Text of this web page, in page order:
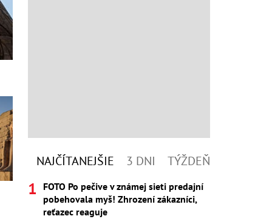
NAJČÍTANEJŠIE 3 DNI TÝŽDEŇ
FOTO Po pečive v známej sieti predajní
pobehovala myš! Zhrození zákazníci,
reťazec reaguje